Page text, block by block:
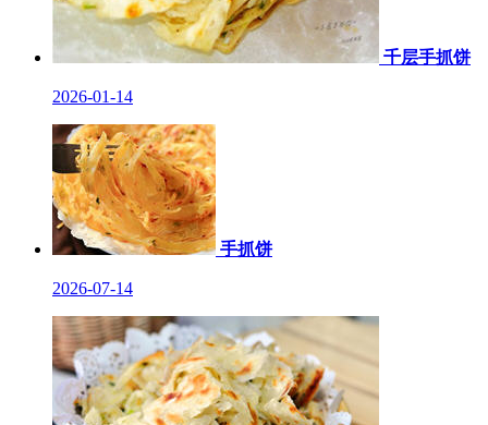
千层手抓饼
2026-01-14
手抓饼
2026-07-14